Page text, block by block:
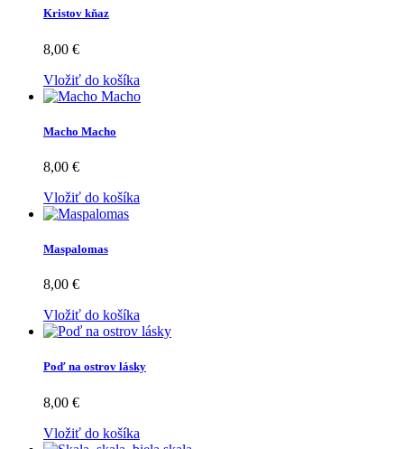
Kristov kňaz
8,00 €
Vložiť do košíka
Macho Macho
8,00 €
Vložiť do košíka
Maspalomas
8,00 €
Vložiť do košíka
Poď na ostrov lásky
8,00 €
Vložiť do košíka